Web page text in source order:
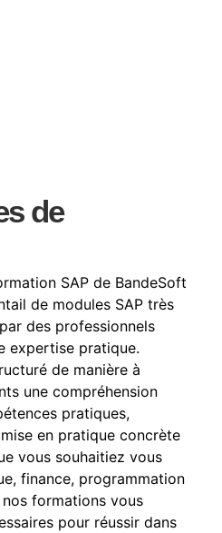
de
SAP de BandeSoft
de modules SAP très
des professionnels
expertise pratique.
de manière à
une compréhension
pratiques,
en pratique concrète
vous souhaitiez vous
finance, programmation
formations vous
pour réussir dans